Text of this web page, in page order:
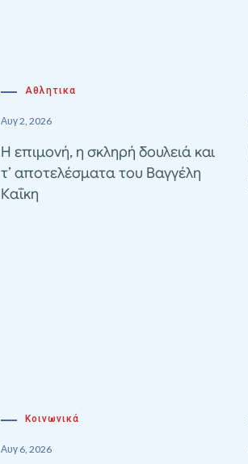
Αθλητικα
Αυγ 2, 2026
Η επιμονή, η σκληρή δουλειά και
τ’ αποτελέσματα του Βαγγέλη
Καΐκη
Κοινωνικά
Αυγ 6, 2026